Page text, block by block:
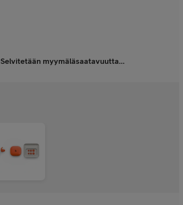
Selvitetään myymäläsaatavuutta...